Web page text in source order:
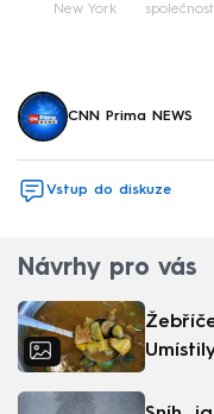
New York společnost
CNN Prima NEWS
Vstup do diskuze
Návrhy pro vás